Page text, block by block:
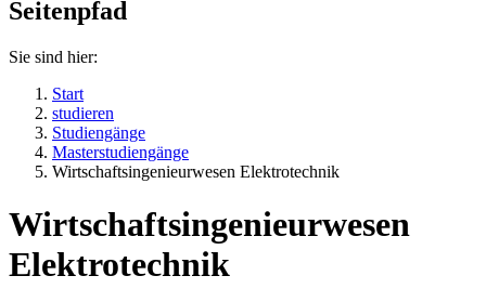
Seitenpfad
Sie sind hier:
Start
studieren
Studiengänge
Masterstudiengänge
Wirtschaftsingenieurwesen Elektrotechnik
Wirtschaftsingenieurwesen
Elektrotechnik